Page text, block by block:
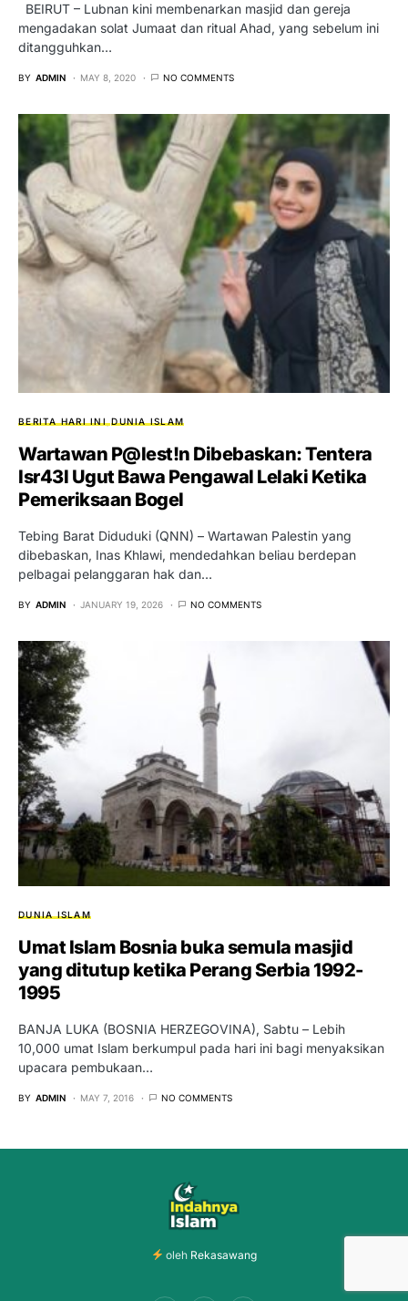
BEIRUT – Lubnan kini membenarkan masjid dan gereja
mengadakan solat Jumaat dan ritual Ahad, yang sebelum ini
ditangguhkan…
BY ADMIN MAY 8, 2020 NO COMMENTS
BERITA HARI INI DUNIA ISLAM
Wartawan P@lest!n Dibebaskan: Tentera
Isr43l Ugut Bawa Pengawal Lelaki Ketika
Pemeriksaan Bogel
Tebing Barat Diduduki (QNN) – Wartawan Palestin yang
dibebaskan, Inas Khlawi, mendedahkan beliau berdepan
pelbagai pelanggaran hak dan…
BY ADMIN JANUARY 19, 2026 NO COMMENTS
DUNIA ISLAM
Umat Islam Bosnia buka semula masjid
yang ditutup ketika Perang Serbia 1992-
1995
BANJA LUKA (BOSNIA HERZEGOVINA), Sabtu – Lebih
10,000 umat Islam berkumpul pada hari ini bagi menyaksikan
upacara pembukaan…
BY ADMIN MAY 7, 2016 NO COMMENTS
oleh Rekasawang